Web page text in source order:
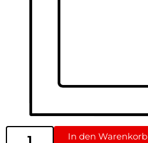
In den Warenkorb